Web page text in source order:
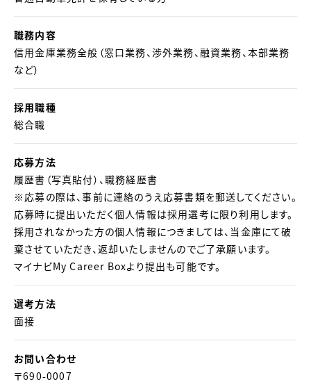
職務内容
信用金庫業務全般（窓口業務、渉外業務、融資業務、本部業務
など）
採用職種
総合職
応募方法
履歴書（写真貼付）、職務経歴書
※応募の際は、事前に連絡のうえ応募書類を郵送してください。
応募時に提出いただく個人情報は採用選考に限り利用します。
採用されなかった方の個人情報につきましては、当金庫にて破
棄させていただき、返却いたしませんのでご了承願います。
マイナビMy Career Boxより提出も可能です。
選考方法
面接
お問い合わせ
〒690-0007